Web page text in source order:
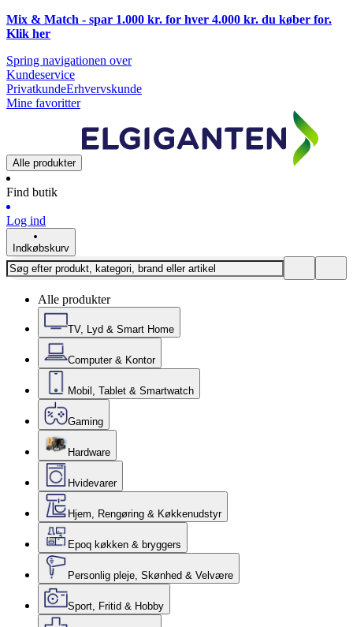
Mix & Match - spar 1.000 kr. for hver 4.000 kr. du køber for.
Klik her
Spring navigationen over
Kundeservice
PrivatkundeErhvervskunde
Mine favoritter
Alle produkter
Find butik
Log ind
Indkøbskurv
Alle produkter
TV, Lyd & Smart Home
Computer & Kontor
Mobil, Tablet & Smartwatch
Gaming
Hardware
Hvidevarer
Hjem, Rengøring & Køkkenudstyr
Epoq køkken & bryggers
Personlig pleje, Skønhed & Velvære
Sport, Fritid & Hobby